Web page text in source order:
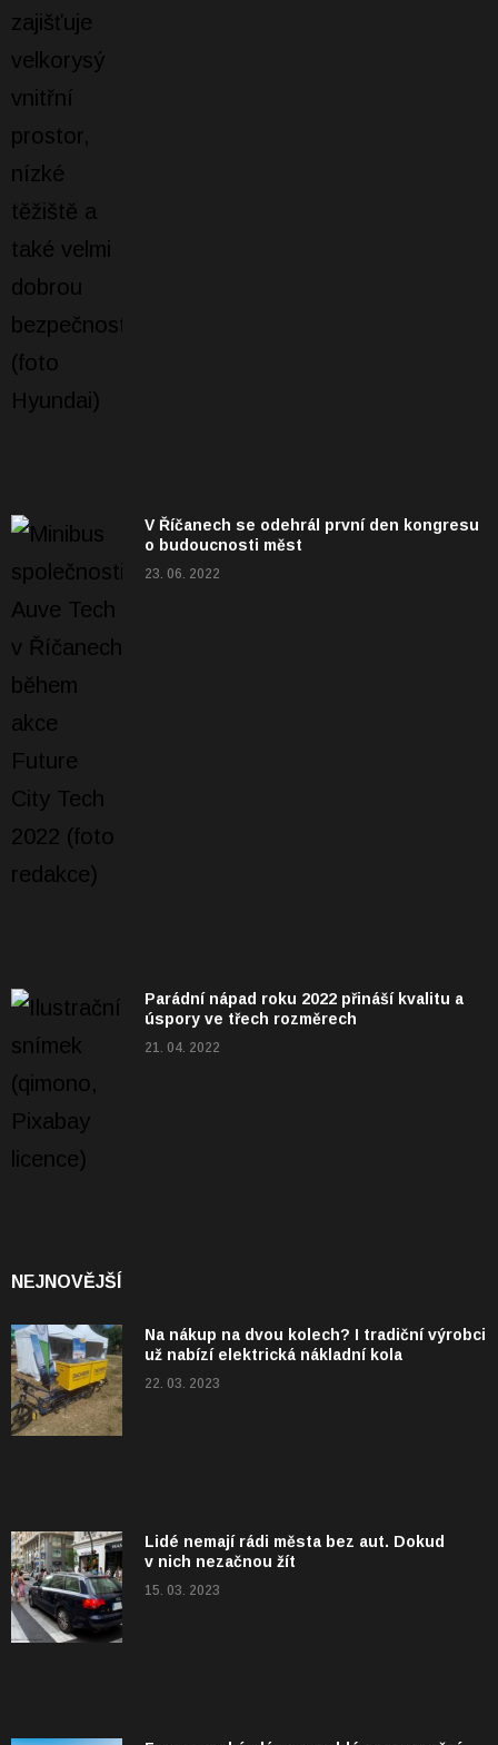
V Říčanech se odehrál první den kongresu
o budoucnosti měst
23. 06. 2022
Parádní nápad roku 2022 přináší kvalitu a
úspory ve třech rozměrech
21. 04. 2022
NEJNOVĚJŠÍ
Na nákup na dvou kolech? I tradiční výrobci
už nabízí elektrická nákladní kola
22. 03. 2023
Lidé nemají rádi města bez aut. Dokud
v nich nezačnou žít
15. 03. 2023